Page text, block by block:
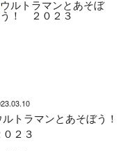
ルトラマンとあそぼう！
０２３